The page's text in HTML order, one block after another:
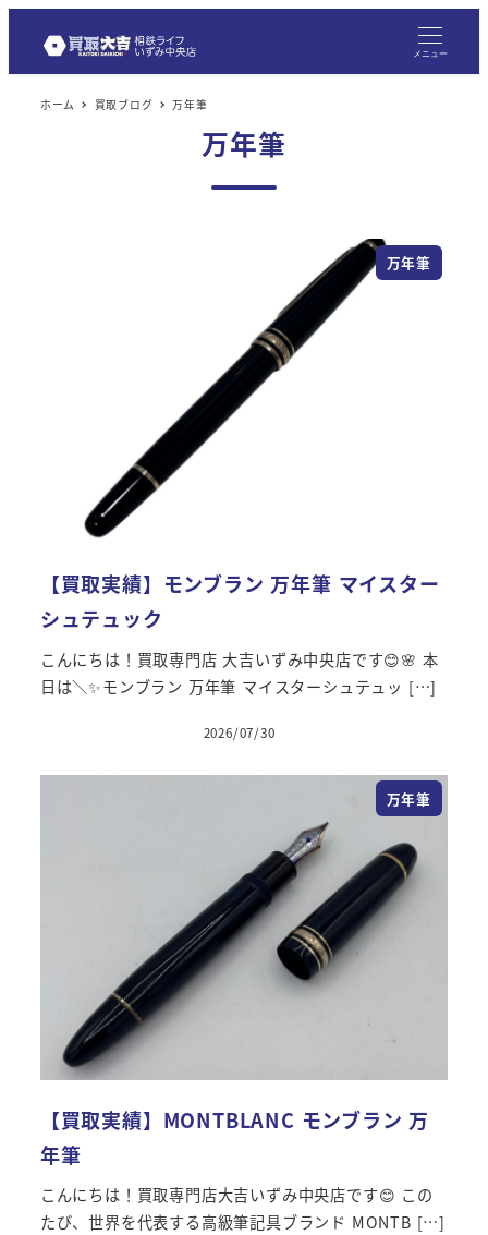
メニュー
ホーム 買取ブログ 万年筆
万年筆
万年筆
【買取実績】モンブラン 万年筆 マイスター
シュテュック
こんにちは！買取専門店 大吉いずみ中央店です😊🌸 本
日は＼✨モンブラン 万年筆 マイスターシュテュッ […]
2026/07/30
万年筆
【買取実績】MONTBLANC モンブラン 万
年筆
こんにちは！買取専門店大吉いずみ中央店です😊 この
たび、世界を代表する高級筆記具ブランド MONTB […]